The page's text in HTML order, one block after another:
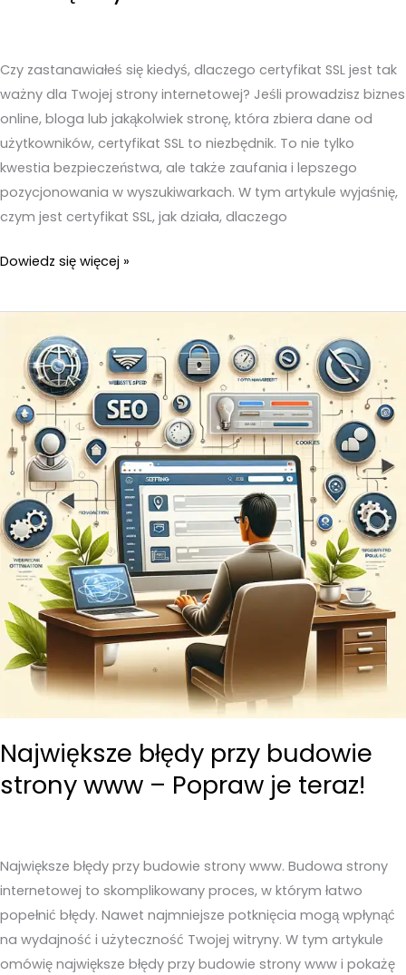
Czy zastanawiałeś się kiedyś, dlaczego certyfikat SSL jest tak
ważny dla Twojej strony internetowej? Jeśli prowadzisz biznes
online, bloga lub jakąkolwiek stronę, która zbiera dane od
użytkowników, certyfikat SSL to niezbędnik. To nie tylko
kwestia bezpieczeństwa, ale także zaufania i lepszego
pozycjonowania w wyszukiwarkach. W tym artykule wyjaśnię,
czym jest certyfikat SSL, jak działa, dlaczego
Certyfikat
na
internetowej
Dlaczego
jest
niezbędny?
Dowiedz się więcej »
Największe błędy przy budowie
strony www – Popraw je teraz!
Największe błędy przy budowie strony www. Budowa strony
internetowej to skomplikowany proces, w którym łatwo
popełnić błędy. Nawet najmniejsze potknięcia mogą wpłynąć
na wydajność i użyteczność Twojej witryny. W tym artykule
omówię największe błędy przy budowie strony www i pokażę